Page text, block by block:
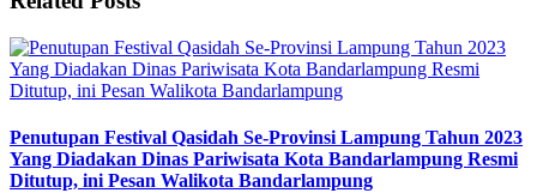
Penutupan Festival Qasidah Se-Provinsi Lampung Tahun 2023
Yang Diadakan Dinas Pariwisata Kota Bandarlampung Resmi
Ditutup, ini Pesan Walikota Bandarlampung